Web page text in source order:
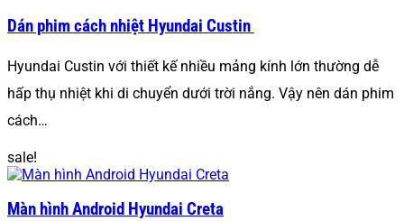
Dán phim cách nhiệt Hyundai Custin
Hyundai Custin với thiết kế nhiều mảng kính lớn thường dễ
hấp thụ nhiệt khi di chuyển dưới trời nắng. Vậy nên dán phim
cách…
sale!
Màn hình Android Hyundai Creta